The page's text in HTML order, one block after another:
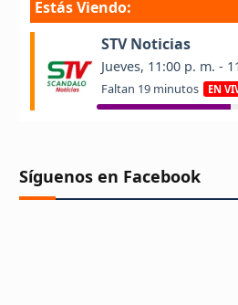
Síguenos en Facebook